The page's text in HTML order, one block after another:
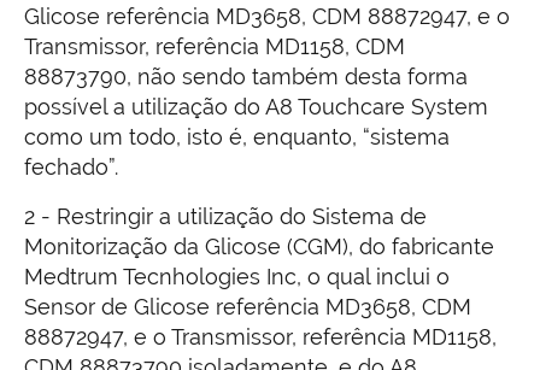
Glicose referência MD3658, CDM 88872947, e o
Transmissor, referência MD1158, CDM
88873790, não sendo também desta forma
possível a utilização do A8 Touchcare System
como um todo, isto é, enquanto, “sistema
fechado”.
2 - Restringir a utilização do Sistema de
Monitorização da Glicose (CGM), do fabricante
Medtrum Tecnhologies Inc, o qual inclui o
Sensor de Glicose referência MD3658, CDM
88872947, e o Transmissor, referência MD1158,